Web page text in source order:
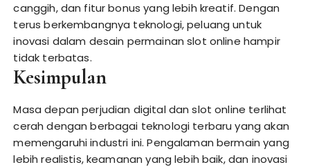
canggih, dan fitur bonus yang lebih kreatif. Dengan
terus berkembangnya teknologi, peluang untuk
inovasi dalam desain permainan slot online hampir
tidak terbatas.
Kesimpulan
Masa depan perjudian digital dan slot online terlihat
cerah dengan berbagai teknologi terbaru yang akan
memengaruhi industri ini. Pengalaman bermain yang
lebih realistis, keamanan yang lebih baik, dan inovasi